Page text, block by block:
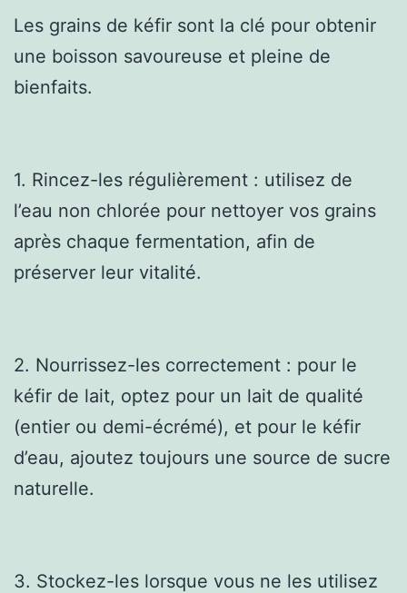
Les grains de kéfir sont la clé pour obtenir
une boisson savoureuse et pleine de
bienfaits.
1. Rincez-les régulièrement : utilisez de
l’eau non chlorée pour nettoyer vos grains
après chaque fermentation, afin de
préserver leur vitalité.
2. Nourrissez-les correctement : pour le
kéfir de lait, optez pour un lait de qualité
(entier ou demi-écrémé), et pour le kéfir
d’eau, ajoutez toujours une source de sucre
naturelle.
3. Stockez-les lorsque vous ne les utilisez